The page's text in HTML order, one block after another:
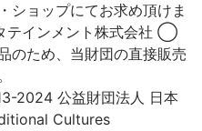
ショップにてお求め頂けま
テインメント株式会社 ◯
のため、当財団の直接販売
2024 公益財団法人 日本
Cultures